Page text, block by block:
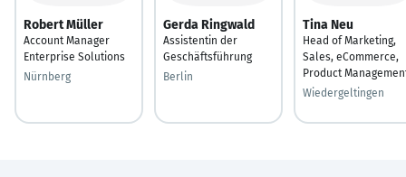
Robert Müller
Account Manager
Enterprise Solutions
Nürnberg
Gerda Ringwald
Assistentin der
Geschäftsführung
Berlin
Tina Neu
Head of Marketing,
Sales, eCommerce,
Product
Wiedergeltingen